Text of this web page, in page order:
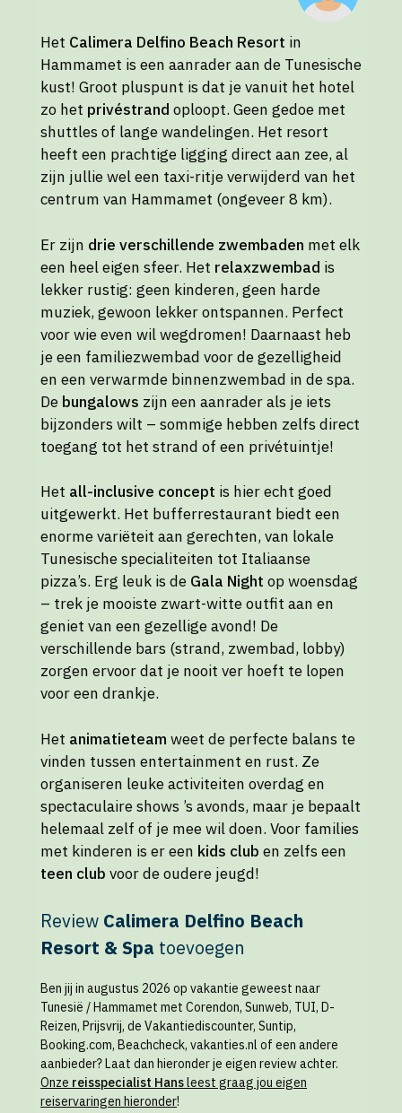
Het Calimera Delfino Beach Resort in
Hammamet is een aanrader aan de Tunesische
kust! Groot pluspunt is dat je vanuit het hotel
zo het privéstrand oploopt. Geen gedoe met
shuttles of lange wandelingen. Het resort
heeft een prachtige ligging direct aan zee, al
zijn jullie wel een taxi-ritje verwijderd van het
centrum van Hammamet (ongeveer 8 km).
Er zijn drie verschillende zwembaden met elk
een heel eigen sfeer. Het relaxzwembad is
lekker rustig: geen kinderen, geen harde
muziek, gewoon lekker ontspannen. Perfect
voor wie even wil wegdromen! Daarnaast heb
je een familiezwembad voor de gezelligheid
en een verwarmde binnenzwembad in de spa.
De bungalows zijn een aanrader als je iets
bijzonders wilt – sommige hebben zelfs direct
toegang tot het strand of een privétuintje!
Het all-inclusive concept is hier echt goed
uitgewerkt. Het bufferrestaurant biedt een
enorme variëteit aan gerechten, van lokale
Tunesische specialiteiten tot Italiaanse
pizza’s. Erg leuk is de Gala Night op woensdag
– trek je mooiste zwart-witte outfit aan en
geniet van een gezellige avond! De
verschillende bars (strand, zwembad, lobby)
zorgen ervoor dat je nooit ver hoeft te lopen
voor een drankje.
Het animatieteam weet de perfecte balans te
vinden tussen entertainment en rust. Ze
organiseren leuke activiteiten overdag en
spectaculaire shows ’s avonds, maar je bepaalt
helemaal zelf of je mee wil doen. Voor families
met kinderen is er een kids club en zelfs een
teen club voor de oudere jeugd!
Review Calimera Delfino Beach
Resort & Spa toevoegen
Ben jij in augustus 2026 op vakantie geweest naar
Tunesië / Hammamet met Corendon, Sunweb, TUI, D-
Reizen, Prijsvrij, de Vakantiediscounter, Suntip,
Booking.com, Beachcheck, vakanties.nl of een andere
aanbieder? Laat dan hieronder je eigen review achter.
Onze reisspecialist Hansleest graag jou eigen
reiservaringen hieronder!